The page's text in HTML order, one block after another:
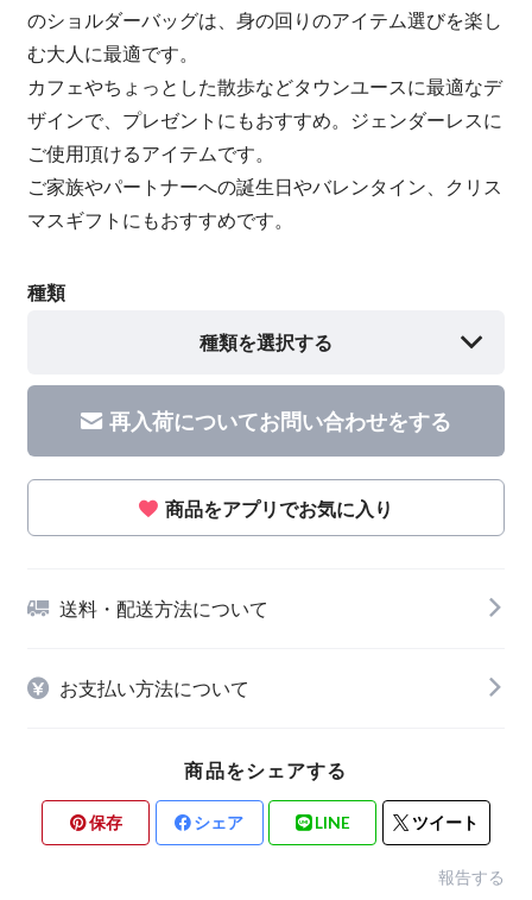
のショルダーバッグは、身の回りのアイテム選びを楽し
む大人に最適です。
カフェやちょっとした散歩などタウンユースに最適なデ
ザインで、プレゼントにもおすすめ。ジェンダーレスに
ご使用頂けるアイテムです。
ご家族やパートナーへの誕生日やバレンタイン、クリス
マスギフトにもおすすめです。
種類
種類を選択する
再入荷についてお問い合わせをする
商品をアプリでお気に入り
送料・配送方法について
お支払い方法について
商品をシェアする
保存 シェア LINE ツイート
報告する